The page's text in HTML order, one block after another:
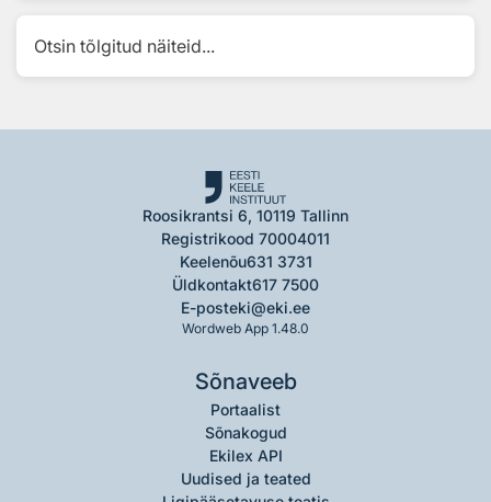
Otsin tõlgitud näiteid...
Roosikrantsi 6, 10119 Tallinn
Registrikood 70004011
Keelenõu631 3731
Üldkontakt617 7500
E-posteki@eki.ee
Wordweb App 1.48.0
Sõnaveeb
Portaalist
Sõnakogud
Ekilex API
Uudised ja teated